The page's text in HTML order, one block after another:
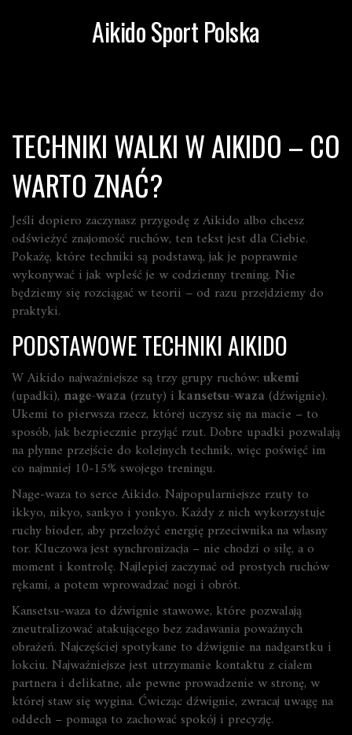
Aikido Sport Polska
TECHNIKI WALKI W AIKIDO – CO
WARTO ZNAĆ?
Jeśli dopiero zaczynasz przygodę z Aikido albo chcesz
odświeżyć znajomość ruchów, ten tekst jest dla Ciebie.
Pokażę, które techniki są podstawą, jak je poprawnie
wykonywać i jak wpleść je w codzienny trening. Nie
będziemy się rozciągać w teorii – od razu przejdziemy do
praktyki.
PODSTAWOWE TECHNIKI AIKIDO
W Aikido najważniejsze są trzy grupy ruchów: ukemi
(upadki), nage-waza (rzuty) i kansetsu-waza (dźwignie).
Ukemi to pierwsza rzecz, której uczysz się na macie – to
sposób, jak bezpiecznie przyjąć rzut. Dobre upadki pozwalają
na płynne przejście do kolejnych technik, więc poświęć im
co najmniej 10‑15% swojego treningu.
Nage‑waza to serce Aikido. Najpopularniejsze rzuty to
ikkyo, nikyo, sankyo i yonkyo. Każdy z nich wykorzystuje
ruchy bioder, aby przełożyć energię przeciwnika na własny
tor. Kluczowa jest synchronizacja – nie chodzi o siłę, a o
moment i kontrolę. Najlepiej zaczynać od prostych ruchów
rękami, a potem wprowadzać nogi i obrót.
Kansetsu‑waza to dźwignie stawowe, które pozwalają
zneutralizować atakującego bez zadawania poważnych
obrażeń. Najczęściej spotykane to dźwignie na nadgarstku i
łokciu. Najważniejsze jest utrzymanie kontaktu z ciałem
partnera i delikatne, ale pewne prowadzenie w stronę, w
której staw się wygina. Ćwicząc dźwignie, zwracaj uwagę na
oddech – pomaga to zachować spokój i precyzję.